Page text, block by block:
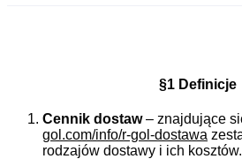
§1 Definicje
Cennik dostaw– znajdujące
gol.com/info/r-gol-dostawa
rodzajów dostawy i ich kosztów.